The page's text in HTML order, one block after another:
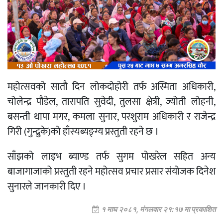
महोत्सवको सातौ दिन लोकदोहोरी तर्फ अस्मिता अधिकारी,
चोलेन्द्र पौडेल, तारापति सुवेदी, तुलसा क्षेत्री, ज्योती लोहनी,
बसन्ती थापा मगर, कमला सुनार, परशुराम अधिकारी र राजेन्द्र
गिरी (गुन्द्रुके)को हाँस्यब्यङ्ग्य प्रस्तुती रहने छ ।
साँझको लाइभ ब्याण्ड तर्फ सुगम पोखरेल सहित अन्य
बाजागाजाको प्रस्तुती रहने महोत्सव प्रचार प्रसार संयोजक दिनेश
सुनारले जानकारी दिए ।
१ माघ २०८१, मंगलवार २१:१७ मा प्रकाशित